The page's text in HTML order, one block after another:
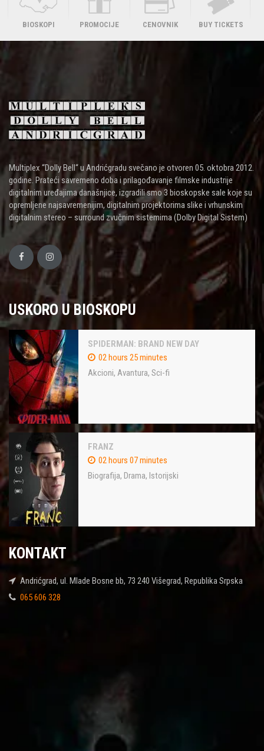
BIOSKOPI PROMOCIJE CENOVNIK BUY TICKETS
Multiplex “Dolly Bell“ u Andrićgradu svečano je otvoren 05. oktobra 2012.
godine. Prateći savremeno doba i prilagođavanje filmske industrije
digitalnim uređajima današnjice, izgradili smo 3 bioskopske sale koje su
opremljene najsavremenijim, digitalnim projektorima slike i vrhunskim
digitalnim stereo – surround zvučnim sistemima (Dolby Digital Sistem)
USKORO U BIOSKOPU
SPIDERMAN: BRAND NEW DAY
02 hours 25 minutes
Akcioni, Avantura, Sci-fi
FRANZ
02 hours 07 minutes
Biografija, Drama, Istorijski
KONTAKT
Andrićgrad, ul. Mlade Bosne bb, 73 240 Višegrad, Republika Srpska
065 606 328